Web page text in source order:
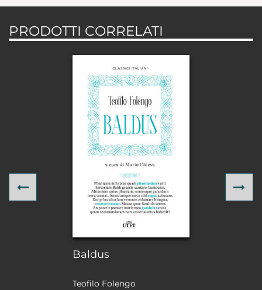
PRODOTTI CORRELATI
Baldus
Teofilo Folengo
Previous